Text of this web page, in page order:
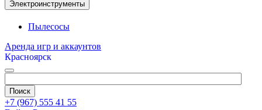
Электроинструменты
Пылесосы
Аренда игр и аккаунтов
Красноярск
+7 (967) 555 41 55